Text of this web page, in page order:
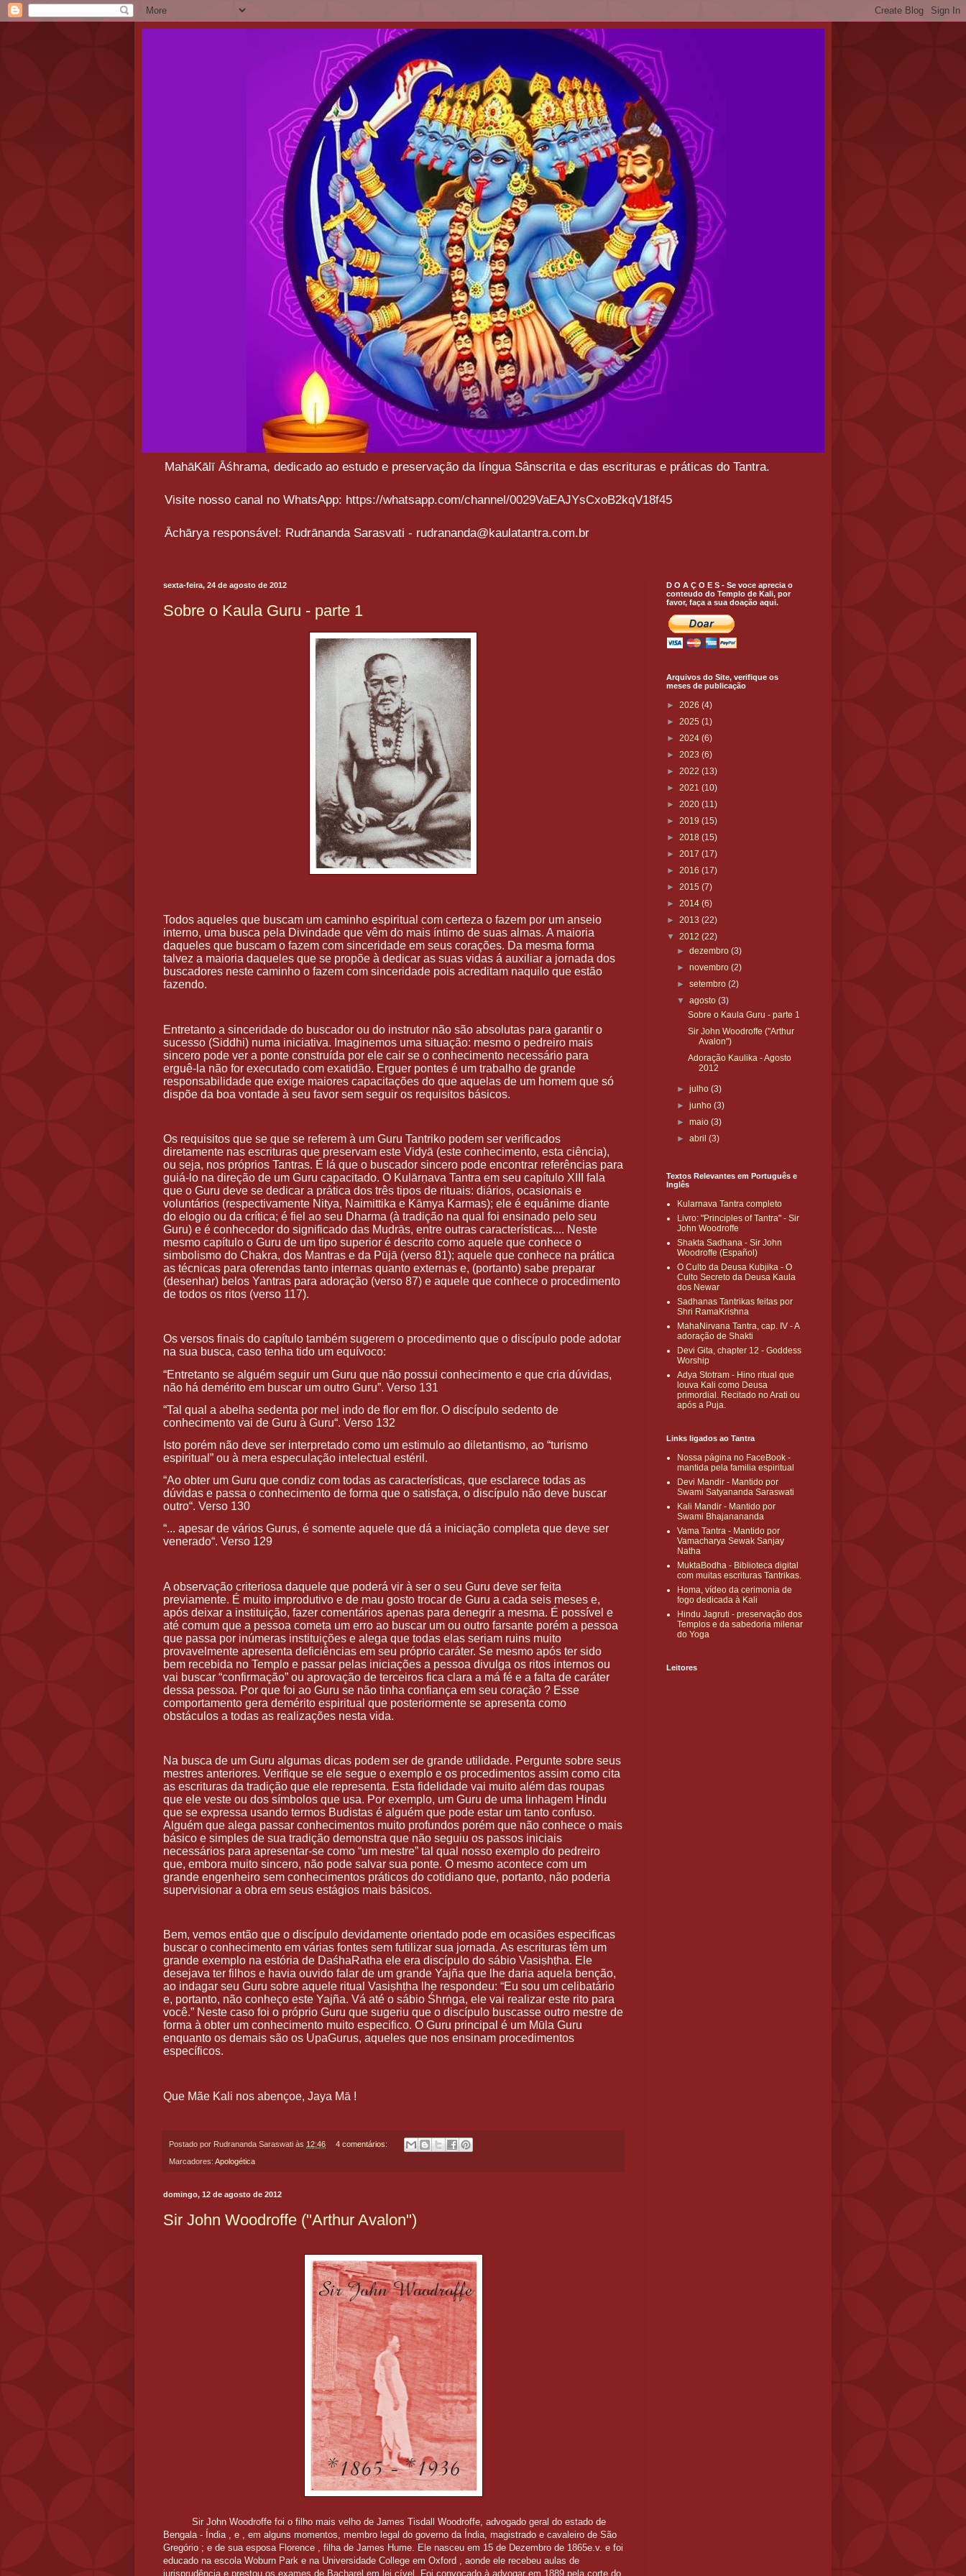
MahāKālī Āśhrama, dedicado ao estudo e preservação da língua Sânscrita e das escrituras e práticas do Tantra.
Visite nosso canal no WhatsApp: https://whatsapp.com/channel/0029VaEAJYsCxoB2kqV18f45
Āchārya responsável: Rudrānanda Sarasvati - rudrananda@kaulatantra.com.br
sexta-feira, 24 de agosto de 2012
Sobre o Kaula Guru - parte 1
Todos aqueles que buscam um caminho espiritual com certeza o fazem por um anseio
interno, uma busca pela Divindade que vêm do mais íntimo de suas almas. A maioria
daqueles que buscam o fazem com sinceridade em seus corações. Da mesma forma
talvez a maioria daqueles que se propõe à dedicar as suas vidas á auxiliar a jornada dos
buscadores neste caminho o fazem com sinceridade pois acreditam naquilo que estão
fazendo.
Entretanto a sinceridade do buscador ou do instrutor não são absolutas para garantir o
sucesso (Siddhi) numa iniciativa. Imaginemos uma situação: mesmo o pedreiro mais
sincero pode ver a ponte construída por ele cair se o conhecimento necessário para
erguê-la não for executado com exatidão. Erguer pontes é um trabalho de grande
responsabilidade que exige maiores capacitações do que aquelas de um homem que só
dispõe da boa vontade à seu favor sem seguir os requisitos básicos.
Os requisitos que se que se referem à um Guru Tantriko podem ser verificados
diretamente nas escrituras que preservam este Vidyā (este conhecimento, esta ciência),
ou seja, nos próprios Tantras. É lá que o buscador sincero pode encontrar referências para
guiá-lo na direção de um Guru capacitado. O Kulārṇava Tantra em seu capítulo XIII fala
que o Guru deve se dedicar a prática dos três tipos de rituais: diários, ocasionais e
voluntários (respectivamente Nitya, Naimittika e Kāmya Karmas); ele é equânime diante
do elogio ou da crítica; é fiel ao seu Dharma (à tradição na qual foi ensinado pelo seu
Guru) e é conhecedor do significado das Mudrās, entre outras características.... Neste
mesmo capítulo o Guru de um tipo superior é descrito como aquele que conhece o
simbolismo do Chakra, dos Mantras e da Pūjā (verso 81); aquele que conhece na prática
as técnicas para oferendas tanto internas quanto externas e, (portanto) sabe preparar
(desenhar) belos Yantras para adoração (verso 87) e aquele que conhece o procedimento
de todos os ritos (verso 117).
Os versos finais do capítulo também sugerem o procedimento que o discípulo pode adotar
na sua busca, caso tenha tido um equívoco:
“Entretanto se alguém seguir um Guru que não possui conhecimento e que cria dúvidas,
não há demérito em buscar um outro Guru”. Verso 131
“Tal qual a abelha sedenta por mel indo de flor em flor. O discípulo sedento de
conhecimento vai de Guru à Guru“. Verso 132
Isto porém não deve ser interpretado como um estimulo ao diletantismo, ao “turismo
espiritual” ou à mera especulação intelectual estéril.
“Ao obter um Guru que condiz com todas as características, que esclarece todas as
dúvidas e passa o conhecimento de forma que o satisfaça, o discípulo não deve buscar
outro“. Verso 130
“... apesar de vários Gurus, é somente aquele que dá a iniciação completa que deve ser
venerado“. Verso 129
A observação criteriosa daquele que poderá vir à ser o seu Guru deve ser feita
previamente. É muito improdutivo e de mau gosto trocar de Guru a cada seis meses e,
após deixar a instituição, fazer comentários apenas para denegrir a mesma. É possível e
até comum que a pessoa cometa um erro ao buscar um ou outro farsante porém a pessoa
que passa por inúmeras instituições e alega que todas elas seriam ruins muito
provavelmente apresenta deficiências em seu próprio caráter. Se mesmo após ter sido
bem recebida no Templo e passar pelas iniciações a pessoa divulga os ritos internos ou
vai buscar “confirmação” ou aprovação de terceiros fica clara a má fé e a falta de caráter
dessa pessoa. Por que foi ao Guru se não tinha confiança em seu coração ? Esse
comportamento gera demérito espiritual que posteriormente se apresenta como
obstáculos a todas as realizações nesta vida.
Na busca de um Guru algumas dicas podem ser de grande utilidade. Pergunte sobre seus
mestres anteriores. Verifique se ele segue o exemplo e os procedimentos assim como cita
as escrituras da tradição que ele representa. Esta fidelidade vai muito além das roupas
que ele veste ou dos símbolos que usa. Por exemplo, um Guru de uma linhagem Hindu
que se expressa usando termos Budistas é alguém que pode estar um tanto confuso.
Alguém que alega passar conhecimentos muito profundos porém que não conhece o mais
básico e simples de sua tradição demonstra que não seguiu os passos iniciais
necessários para apresentar-se como “um mestre” tal qual nosso exemplo do pedreiro
que, embora muito sincero, não pode salvar sua ponte. O mesmo acontece com um
grande engenheiro sem conhecimentos práticos do cotidiano que, portanto, não poderia
supervisionar a obra em seus estágios mais básicos.
Bem, vemos então que o discípulo devidamente orientado pode em ocasiões especificas
buscar o conhecimento em várias fontes sem futilizar sua jornada. As escrituras têm um
grande exemplo na estória de DaśhaRatha ele era discípulo do sábio Vasiṣhṭha. Ele
desejava ter filhos e havia ouvido falar de um grande Yajña que lhe daria aquela benção,
ao indagar seu Guru sobre aquele ritual Vasiṣhṭha lhe respondeu: “Eu sou um celibatário
e, portanto, não conheço este Yajña. Vá até o sábio Śhṛṅga, ele vai realizar este rito para
você.” Neste caso foi o próprio Guru que sugeriu que o discípulo buscasse outro mestre de
forma à obter um conhecimento muito especifico. O Guru principal é um Mūla Guru
enquanto os demais são os UpaGurus, aqueles que nos ensinam procedimentos
específicos.
Que Mãe Kali nos abençoe, Jaya Mā !
Postado por Rudrananda Saraswati às 12:46 4 comentários:
Marcadores: Apologética
domingo, 12 de agosto de 2012
Sir John Woodroffe ("Arthur Avalon")
Sir John Woodroffe foi o filho mais velho de James Tisdall Woodroffe, advogado geral do estado de
Bengala - Índia , e , em alguns momentos, membro legal do governo da Índia, magistrado e cavaleiro de São
Gregório ; e de sua esposa Florence , filha de James Hume. Ele nasceu em 15 de Dezembro de 1865e.v. e foi
educado na escola Woburn Park e na Universidade College em Oxford , aonde ele recebeu aulas de
jurisprudência e prestou os exames de Bacharel em lei cível. Foi convocado à advogar em 1889 pela corte do
D O A Ç O E S - Se voce aprecia o
conteudo do Templo de Kali, por
favor, faça a sua doação aqui.
Arquivos do Site, verifique os
meses de publicação
► 2026 (4)
► 2025 (1)
► 2024 (6)
► 2023 (6)
► 2022 (13)
► 2021 (10)
► 2020 (11)
► 2019 (15)
► 2018 (15)
► 2017 (17)
► 2016 (17)
► 2015 (7)
► 2014 (6)
► 2013 (22)
▼ 2012 (22)
►dezembro(3)
►novembro(2)
►setembro(2)
▼agosto(3)
Sobre o Kaula Guru - parte 1
Sir John Woodroffe ("Arthur
Avalon")
Adoração Kaulika - Agosto
2012
►julho(3)
►junho(3)
►maio(3)
►abril(3)
Textos Relevantes em Português e
Inglês
Kularnava Tantra completo
Livro: "Principles of Tantra" - Sir
John Woodroffe
Shakta Sadhana - Sir John
Woodroffe (Español)
O Culto da Deusa Kubjika - O
Culto Secreto da Deusa Kaula
dos Newar
Sadhanas Tantrikas feitas por
Shri RamaKrishna
MahaNirvana Tantra, cap. IV - A
adoração de Shakti
Devi Gita, chapter 12 - Goddess
Worship
Adya Stotram - Hino ritual que
louva Kali como Deusa
primordial. Recitado no Arati ou
após a Puja.
Links ligados ao Tantra
Nossa página no FaceBook -
mantida pela familia espiritual
Devi Mandir - Mantido por
Swami Satyananda Saraswati
Kali Mandir - Mantido por
Swami Bhajanananda
Vama Tantra - Mantido por
Vamacharya Sewak Sanjay
Natha
MuktaBodha - Biblioteca digital
com muitas escrituras Tantrikas.
Homa, vídeo da cerimonia de
fogo dedicada à Kali
Hindu Jagruti - preservação dos
Templos e da sabedoria milenar
do Yoga
Leitores